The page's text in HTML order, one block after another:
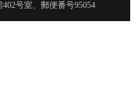
号室、郵便番号95054